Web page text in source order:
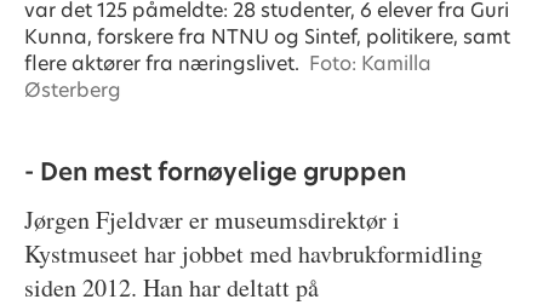
var det 125 påmeldte: 28 studenter, 6 elever fra Guri
Kunna, forskere fra NTNU og Sintef, politikere, samt
flere aktører fra næringslivet. Foto: Kamilla
Østerberg
- Den mest fornøyelige gruppen
Jørgen Fjeldvær er museumsdirektør i
Kystmuseet har jobbet med havbrukformidling
siden 2012. Han har deltatt på